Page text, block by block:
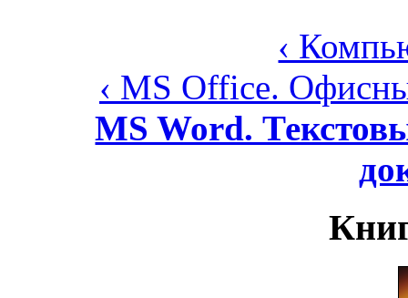
‹
‹ MS Office.
MS Word.